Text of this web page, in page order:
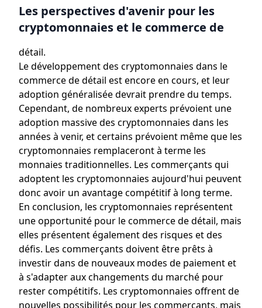
Les perspectives d'avenir pour les
cryptomonnaies et le commerce de
détail.
Le développement des cryptomonnaies dans le
commerce de détail est encore en cours, et leur
adoption généralisée devrait prendre du temps.
Cependant, de nombreux experts prévoient une
adoption massive des cryptomonnaies dans les
années à venir, et certains prévoient même que les
cryptomonnaies remplaceront à terme les
monnaies traditionnelles. Les commerçants qui
adoptent les cryptomonnaies aujourd'hui peuvent
donc avoir un avantage compétitif à long terme.
En conclusion, les cryptomonnaies représentent
une opportunité pour le commerce de détail, mais
elles présentent également des risques et des
défis. Les commerçants doivent être prêts à
investir dans de nouveaux modes de paiement et
à s'adapter aux changements du marché pour
rester compétitifs. Les cryptomonnaies offrent de
nouvelles possibilités pour les commerçants, mais